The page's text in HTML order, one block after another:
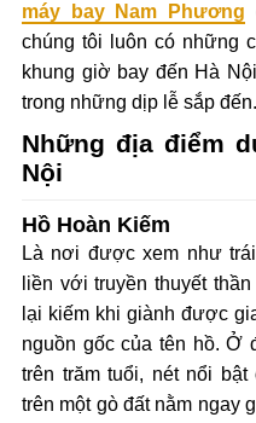
máy bay Nam Phương
chúng tôi luôn có những
khung giờ bay đến Hà
trong những dịp lễ sắp đến.
Những địa điểm
Nội
Hồ Hoàn Kiếm
Là nơi được xem như
liền với truyền thuyết
lại kiếm khi giành được
nguồn gốc của tên hồ. Ở
trên trăm tuổi, nét nổi
trên một gò đất nằm ngay